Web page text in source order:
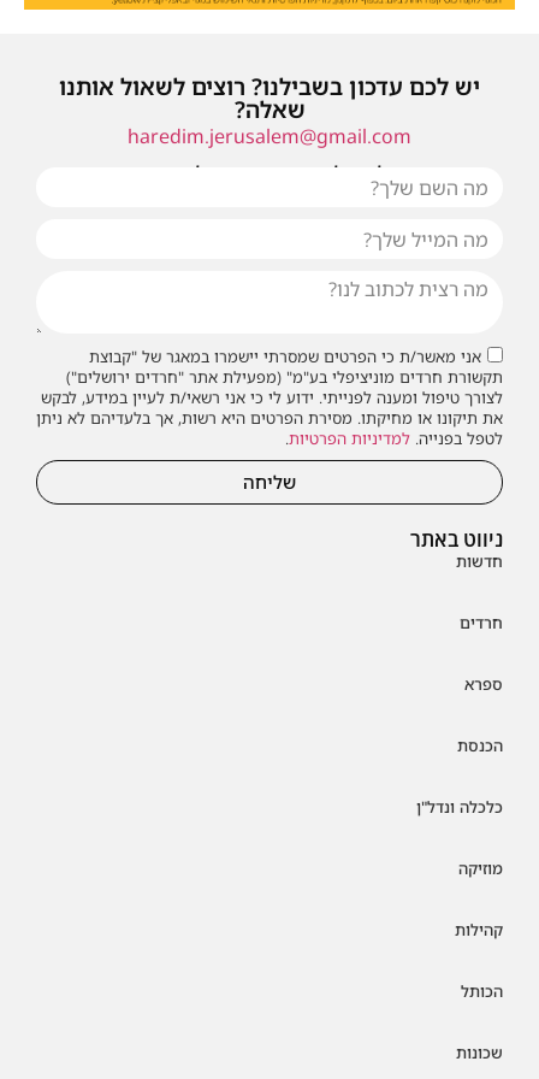
ניווט באתר
חדשות
חרדים
ספרא
הכנסת
כלכלה ונדל"ן
מוזיקה
קהילות
הכותל
שכונות
יש לכם עדכון בשבילנו? רוצים לשאול אותנו
שאלה?
haredim.jerusalem@gmail.com
או שילחו אלינו פנייה ונחזור אליכם בהקדם
אני מאשר/ת כי הפרטים שמסרתי יישמרו במאגר של "קבוצת
תקשורת חרדים מוניציפלי בע"מ" (מפעילת אתר "חרדים ירושלים")
לצורך טיפול ומענה לפנייתי. ידוע לי כי אני רשאי/ת לעיין במידע, לבקש
את תיקונו או מחיקתו. מסירת הפרטים היא רשות, אך בלעדיהם לא ניתן
לטפל בפנייה. למדיניות הפרטיות.
שליחה